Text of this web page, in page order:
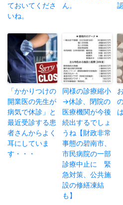
ておいてくださ
いね。
ん。
「かかりつけの
開業医の先生が
病気で休診」と
最近受診する患
者さんからよく
耳にしていま
す・・・
同様の診療縮小
→休診、閉院の
医療機関が今後
続出するでしょ
うね【財政非常
事態の碧南市、
市民病院の一部
診療中止に 緊
急対策、公共施
設の修繕凍結
も】